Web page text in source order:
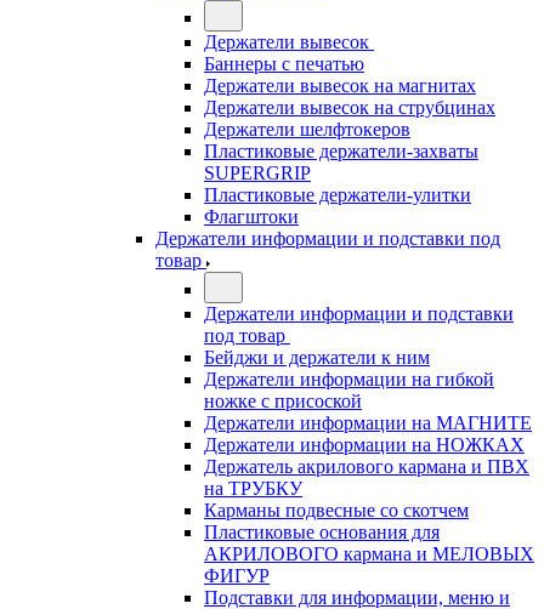
Держатели вывесок
Баннеры с печатью
Держатели вывесок на магнитах
Держатели вывесок на струбцинах
Держатели шелфтокеров
Пластиковые держатели-захваты
SUPERGRIP
Пластиковые держатели-улитки
Флагштоки
Держатели информации и подставки под
товар
Держатели информации и подставки
под товар
Бейджи и держатели к ним
Держатели информации на гибкой
ножке с присоской
Держатели информации на МАГНИТЕ
Держатели информации на НОЖКАХ
Держатель акрилового кармана и ПВХ
на ТРУБКУ
Карманы подвесные со скотчем
Пластиковые основания для
АКРИЛОВОГО кармана и МЕЛОВЫХ
ФИГУР
Подставки для информации, меню и